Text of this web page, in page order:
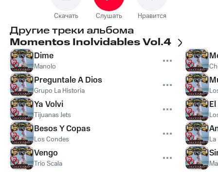
Скачать Слушать Нравится
Другие треки альбома
Momentos Inolvidables Vol.4
Dime
Manolo
Preguntale A Dios
Grupo La Historia
Ya Volvi
Tijuanas Jets
Besos Y Copas
Los Condes
Vengo
Trio Scala